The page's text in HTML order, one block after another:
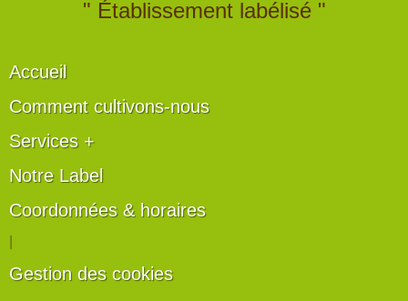
" Établissement labélisé "
Accueil
Comment cultivons-nous
Services +
Notre Label
Coordonnées & horaires
Gestion des cookies